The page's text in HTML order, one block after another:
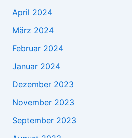
April 2024
März 2024
Februar 2024
Januar 2024
Dezember 2023
November 2023
September 2023